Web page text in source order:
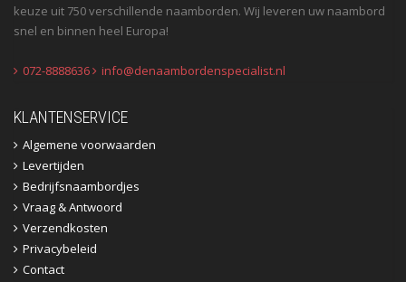
keuze uit 750 verschillende naamborden. Wij leveren uw naambord
snel en binnen heel Europa!
072-8888636 info@denaambordenspecialist.nl
KLANTENSERVICE
Algemene voorwaarden
Levertijden
Bedrijfsnaambordjes
Vraag & Antwoord
Verzendkosten
Privacybeleid
Contact